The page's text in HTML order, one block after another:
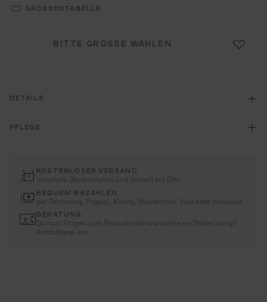
GRÖSSENTABELLE
BITTE GRÖSSE WÄHLEN
DETAILS
PFLEGE
KOSTENLOSER VERSAND
innerhalb Deutschlands und schnell mit DHL
BEQUEM BEZAHLEN
per Rechnung, Paypal, Klarna, Mastercard, Visa oder Vorkasse
BERATUNG
Du hast Fragen zum Produkt oder wünscht eine Stilberatung?
Kontaktiere uns